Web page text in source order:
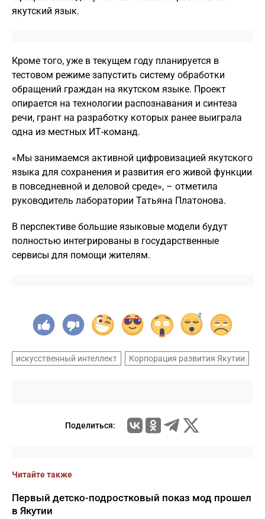
якутский язык.
Кроме того, уже в текущем году планируется в
тестовом режиме запустить систему обработки
обращений граждан на якутском языке. Проект
опирается на технологии распознавания и синтеза
речи, грант на разработку которых ранее выиграла
одна из местных ИТ-команд.
«Мы занимаемся активной цифровизацией якутского
языка для сохранения и развития его живой функции
в повседневной и деловой среде», – отметила
руководитель лаборатории Татьяна Платонова.
В перспективе большие языковые модели будут
полностью интегрированы в государственные
сервисы для помощи жителям.
искусственный интеллект Корпорация развития Якутии
Поделиться:
Читайте также
Первый детско-подростковый показ мод прошел
в Якутии